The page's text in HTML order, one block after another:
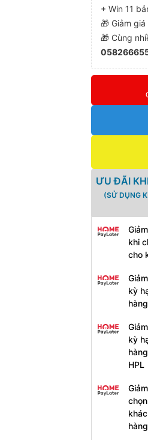
+ Win 11
🎁 Giảm
🎁 Cùng
ƯU ĐÃI
(SỬ DỤNG
khi
cho
kỳ
kỳ
HPL